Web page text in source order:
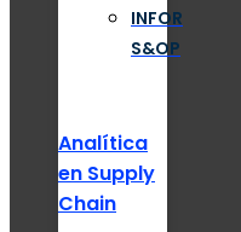
INFOR
S&OP
Analítica
en Supply
Chain